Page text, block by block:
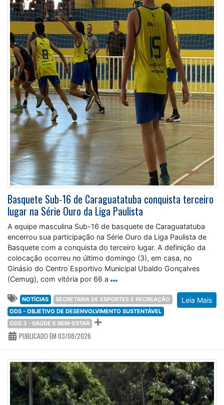
Basquete Sub-16 de Caraguatatuba conquista terceiro
lugar na Série Ouro da Liga Paulista
A equipe masculina Sub-16 de basquete de Caraguatatuba
encerrou sua participação na Série Ouro da Liga Paulista de
Basquete com a conquista do terceiro lugar. A definição da
colocação ocorreu no último domingo (3), em casa, no
Ginásio do Centro Esportivo Municipal Ubaldo Gonçalves
(Cemug), com vitória por 66 a
Leia Mais
NOTÍCIAS
SECRETARIA DE ESPORTES E RECREAÇÃO
ODS - OBJETIVO DE DESENVOLVIMENTO SUSTENTÁVEL
ODS 3 - SAÚDE E BEM-ESTAR
PUBLICADO EM 03/08/2026